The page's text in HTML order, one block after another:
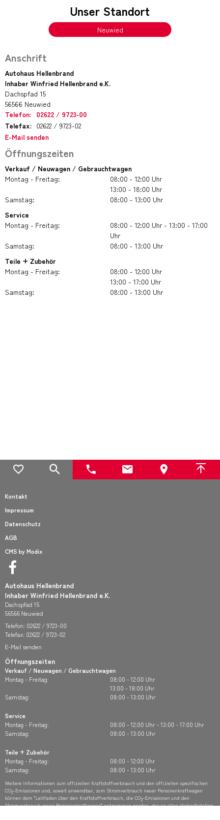
Unser Standort
Neuwied
Anschrift
Autohaus Hellenbrand
Inhaber Winfried Hellenbrand e.K.
Dachspfad 15
56566 Neuwied
Telefon: 02622 / 9723-00
Telefax: 02622 / 9723-02
E-Mail senden
Öffnungszeiten
Verkauf / Neuwagen / Gebrauchtwagen
Montag - Freitag:
08:00 - 12:00 Uhr
13:00 - 18:00 Uhr
Samstag:
08:00 - 13:00 Uhr
Service
Montag - Freitag:
08:00 - 12:00 Uhr - 13:00 - 17:00
Uhr
Samstag:
08:00 - 13:00 Uhr
Teile + Zubehör
Montag - Freitag:
08:00 - 12:00 Uhr
13:00 - 17:00 Uhr
Samstag:
08:00 - 13:00 Uhr
Kontakt
Impressum
Datenschutz
AGB
CMS by Modix
Autohaus Hellenbrand
Inhaber Winfried Hellenbrand e.K.
Dachspfad 15
56566 Neuwied
Telefon: 02622 / 9723-00
Telefax: 02622 / 9723-02
E-Mail senden
Öffnungszeiten
Verkauf / Neuwagen / Gebrauchtwagen
Montag - Freitag:
08:00 - 12:00 Uhr
13:00 - 18:00 Uhr
Samstag:
08:00 - 13:00 Uhr
Service
Montag - Freitag:
08:00 - 12:00 Uhr - 13:00 - 17:00 Uhr
Samstag:
08:00 - 13:00 Uhr
Teile + Zubehör
Montag - Freitag:
08:00 - 12:00 Uhr
Samstag:
08:00 - 13:00 Uhr
Weitere Informationen zum offiziellen Kraftstoffverbrauch und den offiziellen spezifischen
CO2-Emissionen und, soweit anwendbar, zum Stromverbrauch neuer Personenkraftwagen
können dem "Leitfaden über den Kraftstoffverbrauch, die CO2-Emissionen und den
Stromverbrauch neuer Personenkraftwagen" entnommen werden, der an allen Verkaufsstellen